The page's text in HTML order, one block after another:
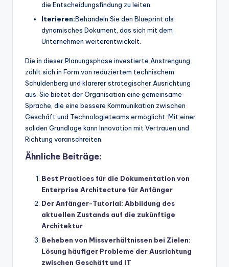
die Entscheidungsfindung zu leiten.
Iterieren:Behandeln Sie den Blueprint als
dynamisches Dokument, das sich mit dem
Unternehmen weiterentwickelt.
Die in dieser Planungsphase investierte Anstrengung
zahlt sich in Form von reduziertem technischem
Schuldenberg und klarerer strategischer Ausrichtung
aus. Sie bietet der Organisation eine gemeinsame
Sprache, die eine bessere Kommunikation zwischen
Geschäft und Technologieteams ermöglicht. Mit einer
soliden Grundlage kann Innovation mit Vertrauen und
Richtung voranschreiten.
Ähnliche Beiträge:
Best Practices für die Dokumentation von
Enterprise Architecture für Anfänger
Der Anfänger-Tutorial: Abbildung des
aktuellen Zustands auf die zukünftige
Architektur
Beheben von Missverhältnissen bei Zielen:
Lösung häufiger Probleme der Ausrichtung
zwischen Geschäft und IT